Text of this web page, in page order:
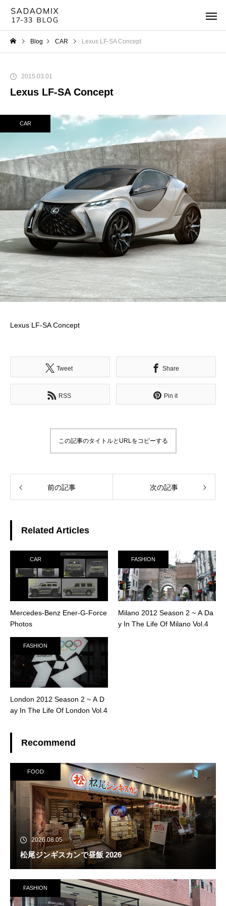
Blog CAR Lexus LF-SA Concept
2015.03.01
Lexus LF-SA Concept
CAR
Lexus LF-SA Concept
Tweet Share
RSS Pin it
この記事のタイトルとURLをコピーする
前の記事 次の記事
Related Articles
CAR
Mercedes-Benz Ener-G-Force
Photos
FASHION
Milano 2012 Season 2 ~ A Da
y In The Life Of Milano Vol.4
FASHION
London 2012 Season 2 ~ A D
ay In The Life Of London Vol.4
Recommend
FOOD
2026.08.05
松尾ジンギスカンで昼飯 2026
FASHION